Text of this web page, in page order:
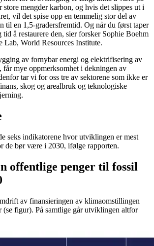
store mengder karbon, og hvis det slippes ut i
vil det spise opp en temmelig stor del av
til en 1,5-gradersfremtid. Og når du først taper
tid å restaurere den, sier forsker Sophie Boehm
Lab, World Resources Institute.
av fornybar energi og elektrifisering av
får mye oppmerksomhet i dekningen av
tar vi for oss tre av sektorene som ikke er
skog og arealbruk og teknologiske
seks indikatorene hvor utviklingen er mest
de bør være i 2030, ifølge rapporten.
offentlige penger til fossil
av finansieringen av klimaomstillingen
(se figur). På samtlige går utviklingen altfor